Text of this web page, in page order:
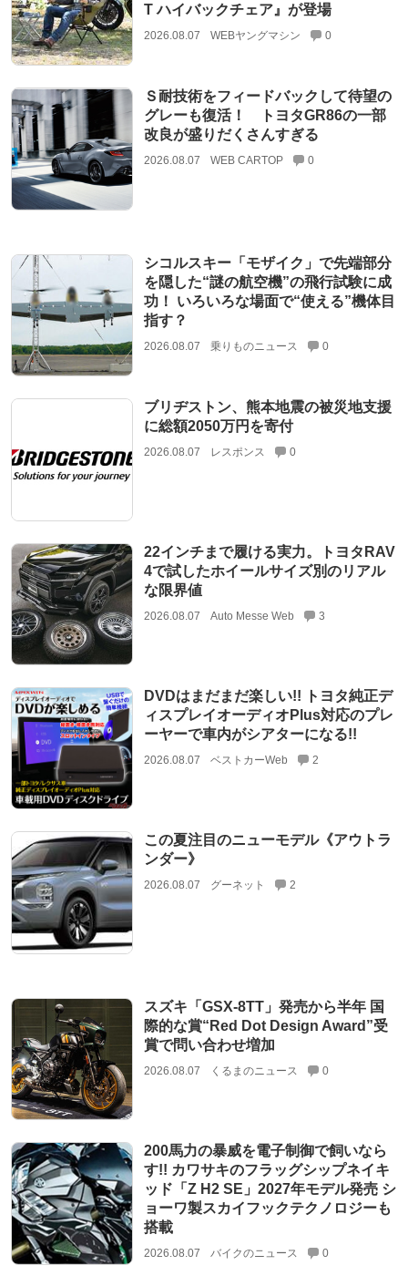
T ハイバックチェア』が登場
2026.08.07 WEBヤングマシン 0
Ｓ耐技術をフィードバックして待望の
グレーも復活！ トヨタGR86の一部
改良が盛りだくさんすぎる
2026.08.07 WEB CARTOP 0
シコルスキー「モザイク」で先端部分
を隠した“謎の航空機”の飛行試験に成
功！ いろいろな場面で“使える”機体目
指す？
2026.08.07 乗りものニュース 0
ブリヂストン、熊本地震の被災地支援
に総額2050万円を寄付
2026.08.07 レスポンス 0
22インチまで履ける実力。トヨタRAV
4で試したホイールサイズ別のリアル
な限界値
2026.08.07 Auto Messe Web 3
DVDはまだまだ楽しい!! トヨタ純正デ
ィスプレイオーディオPlus対応のプレ
ーヤーで車内がシアターになる!!
2026.08.07 ベストカーWeb 2
この夏注目のニューモデル《アウトラ
ンダー》
2026.08.07 グーネット 2
スズキ「GSX-8TT」発売から半年 国
際的な賞“Red Dot Design Award”受
賞で問い合わせ増加
2026.08.07 くるまのニュース 0
200馬力の暴威を電子制御で飼いなら
す!! カワサキのフラッグシップネイキ
ッド「Z H2 SE」2027年モデル発売 シ
ョーワ製スカイフックテクノロジーも
搭載
2026.08.07 バイクのニュース 0